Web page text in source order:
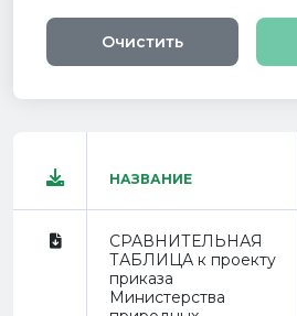
Очистить
НАЗВАНИЕ
СРАВНИТЕЛЬНАЯ
ТАБЛИЦА к проекту
приказа
Министерства